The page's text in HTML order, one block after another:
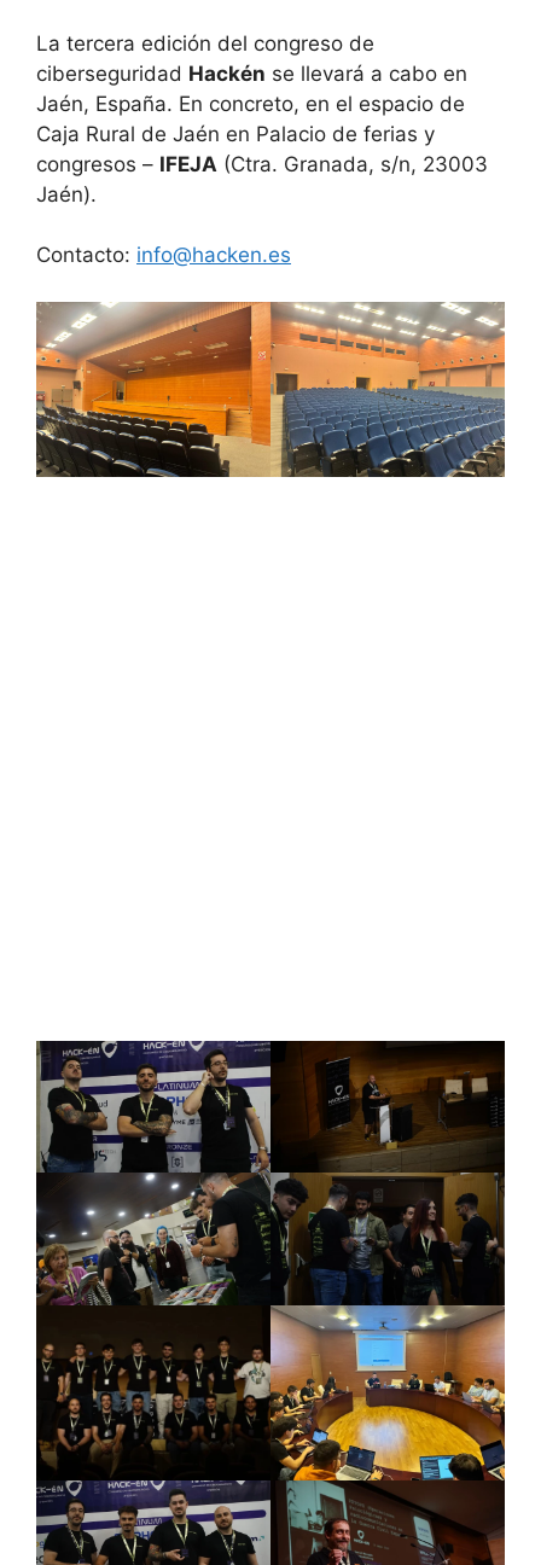
La tercera edición del congreso de
ciberseguridad Hackén se llevará a cabo en
Jaén, España. En concreto, en el espacio de
Caja Rural de Jaén en Palacio de ferias y
congresos – IFEJA (Ctra. Granada, s/n, 23003
Jaén).
Contacto: info@hacken.es